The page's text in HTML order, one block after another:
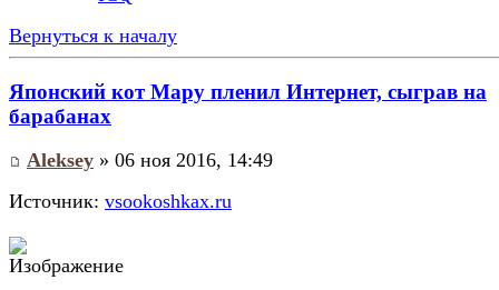
Вернуться к началу
Японский кот Мару пленил Интернет, сыграв на
барабанах
Aleksey » 06 ноя 2016, 14:49
Источник: vsookoshkax.ru